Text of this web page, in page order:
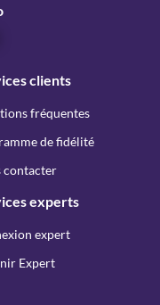
clients
fréquentes
de fidélité
contacter
experts
expert
Expert